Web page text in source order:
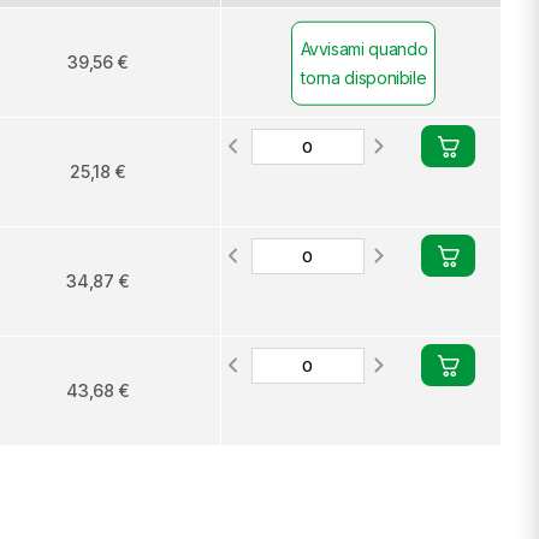
39,56 €
Avvisami quando
torna disponibile
25,18 €
34,87 €
43,68 €